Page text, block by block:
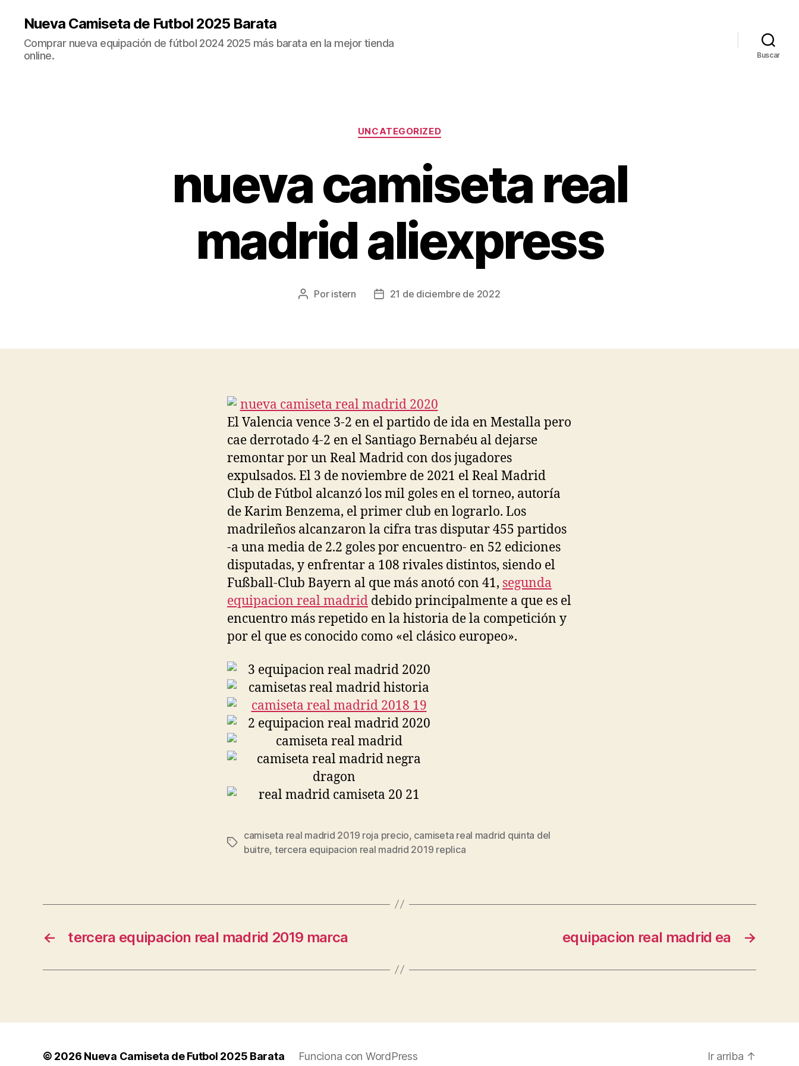
Nueva Camiseta de Futbol 2025 Barata
Comprar nueva equipación de fútbol 2024 2025 más barata en la mejor tienda
online.
Buscar
Categorías
UNCATEGORIZED
nueva camiseta real
madrid aliexpress
Autor
Por istern
Fecha21 de diciembre de 2022
El Valencia vence 3-2 en el partido de ida en Mestalla pero
cae derrotado 4-2 en el Santiago Bernabéu al dejarse
remontar por un Real Madrid con dos jugadores
expulsados. El 3 de noviembre de 2021 el Real Madrid
Club de Fútbol alcanzó los mil goles en el torneo, autoría
de Karim Benzema, el primer club en lograrlo. Los
madrileños alcanzaron la cifra tras disputar 455 partidos
-a una media de 2.2 goles por encuentro- en 52 ediciones
disputadas, y enfrentar a 108 rivales distintos, siendo el
Fußball-Club Bayern al que más anotó con 41, segunda
equipacion real madrid debido principalmente a que es el
encuentro más repetido en la historia de la competición y
por el que es conocido como «el clásico europeo».
Etiquetas
camiseta real madrid 2019 roja precio, camiseta real madrid quinta del
buitre, tercera equipacion real madrid 2019 replica
← tercera equipacion real madrid 2019 marca →
equipacion real madrid ea
© 2026 Nueva Camiseta de Futbol 2025 Barata Funciona con WordPress Ir arriba ↑